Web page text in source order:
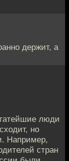
держит, а
люди
но
Например,
стран